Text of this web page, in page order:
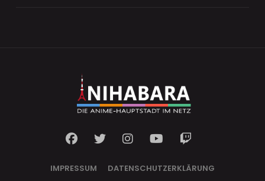
IMPRESSUM DATENSCHUTZERKLÄRUNG